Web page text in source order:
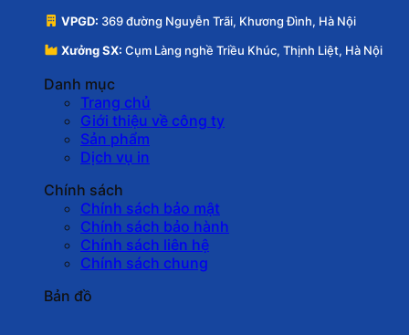
VPGD: 369 đường Nguyễn Trãi, Khương Đình, Hà Nội
Xưởng SX: Cụm Làng nghề Triều Khúc, Thịnh Liệt, Hà Nội
Danh mục
Trang chủ
Giới thiệu về công ty
Sản phẩm
Dịch vụ in
Chính sách
Chính sách bảo mật
Chính sách bảo hành
Chính sách liên hệ
Chính sách chung
Bản đồ